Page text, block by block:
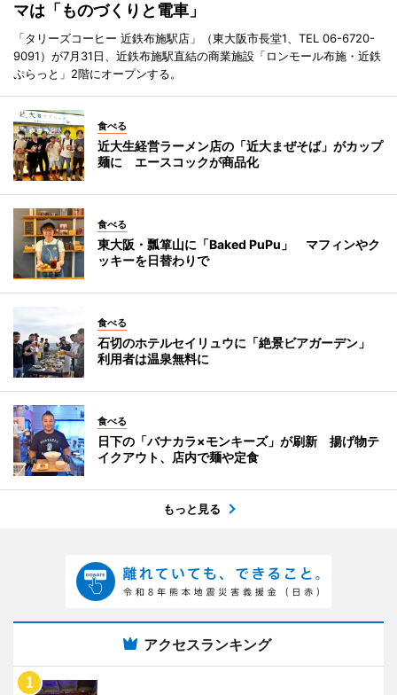
マは「ものづくりと電車」
「タリーズコーヒー 近鉄布施駅店」（東大阪市長堂1、TEL 06-6720-
9091）が7月31日、近鉄布施駅直結の商業施設「ロンモール布施・近鉄
ぷらっと」2階にオープンする。
食べる
近大生経営ラーメン店の「近大まぜそば」がカップ
麺に エースコックが商品化
食べる
東大阪・瓢箪山に「Baked PuPu」 マフィンやク
ッキーを日替わりで
食べる
石切のホテルセイリュウに「絶景ビアガーデン」
利用者は温泉無料に
食べる
日下の「バナカラ×モンキーズ」が刷新 揚げ物テ
イクアウト、店内で麺や定食
もっと見る
アクセスランキング